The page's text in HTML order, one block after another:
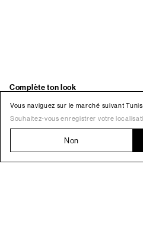
Vous naviguez sur le marché suivant
Souhaitez-vous enregistrer votre
Non